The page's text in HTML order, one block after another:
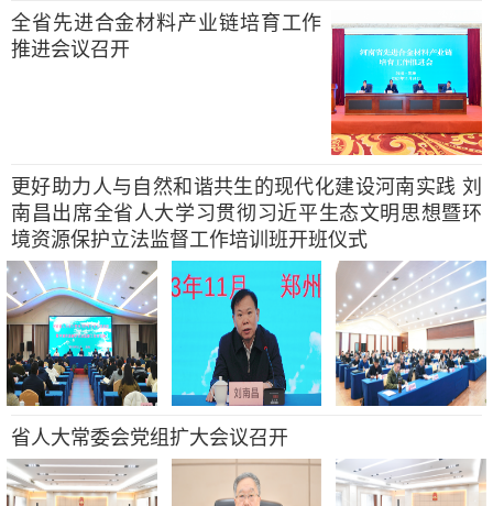
全省先进合金材料产业链培育工作
推进会议召开
更好助力人与自然和谐共生的现代化建设河南实践 刘
南昌出席全省人大学习贯彻习近平生态文明思想暨环
境资源保护立法监督工作培训班开班仪式
省人大常委会党组扩大会议召开